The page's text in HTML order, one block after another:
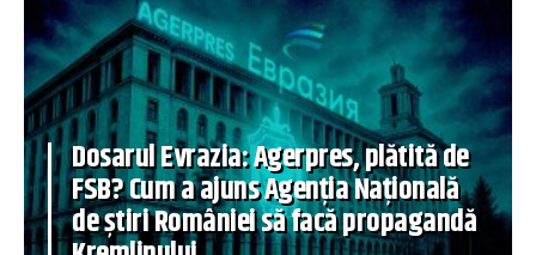
Dosarul Evrazia: Agerpres, plătită de
FSB? Cum a ajuns Agenția Națională
de știri României să facă propagandă